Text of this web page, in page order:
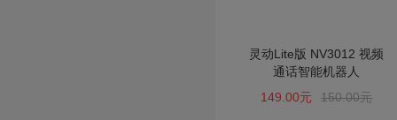
灵动Lite版 NV3012 视频
通话智能机器人
149.00元
150.00元